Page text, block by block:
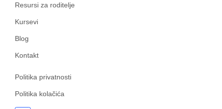
Resursi za roditelje
Kursevi
Blog
Kontakt
Politika privatnosti
Politika kolačića